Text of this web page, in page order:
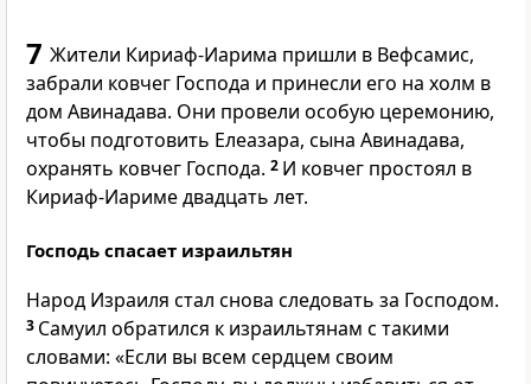
7 Жители Кириаф-Иарима пришли в Вефсамис,
забрали ковчег Господа и принесли его на холм в
дом Авинадава. Они провели особую церемонию,
чтобы подготовить Елеазара, сына Авинадава,
охранять ковчег Господа. 2 И ковчег простоял в
Кириаф-Иариме двадцать лет.
Господь спасает израильтян
Народ Израиля стал снова следовать за Господом.
3 Самуил обратился к израильтянам с такими
словами: «Если вы всем сердцем своим